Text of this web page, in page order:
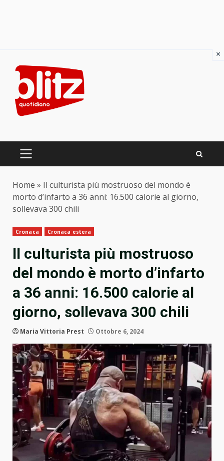
content
PRIMARY
Home » Il culturista più mostruoso del mondo è
morto d’infarto a 36 anni: 16.500 calorie al giorno,
sollevava 300 chili
Cronaca Cronaca estera
Il culturista più mostruoso
del mondo è morto d’infarto
a 36 anni: 16.500 calorie al
giorno, sollevava 300 chili
Maria Vittoria Prest Ottobre 6, 2024
×